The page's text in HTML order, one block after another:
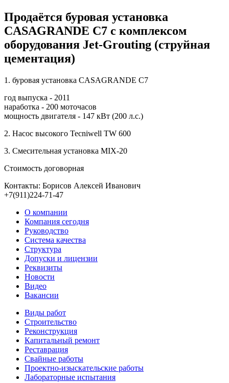
Продаётся буровая установка
CASAGRANDE C7 с комплексом
оборудования Jet-Grouting (струйная
цементация)
1. буровая установка CASAGRANDE C7
год выпуска - 2011
наработка - 200 моточасов
мощность двигателя - 147 кВт (200 л.с.)
2. Насос высокого Tecniwell TW 600
3. Смесительная установка MIX-20
Стоимость договорная
Контакты: Борисов Алексей Иванович
+7(911)224-71-47
О компании
Компания сегодня
Руководство
Система качества
Структура
Допуски и лицензии
Реквизиты
Новости
Видео
Вакансии
Виды работ
Строительство
Реконструкция
Капитальный ремонт
Реставрация
Свайные работы
Проектно-изыскательские работы
Лабораторные испытания